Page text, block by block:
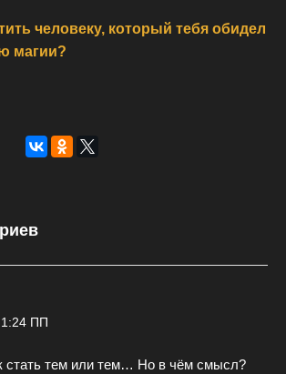
человеку, который тебя обидел
магии?
ПП
стать тем или тем… Но в чём смысл?